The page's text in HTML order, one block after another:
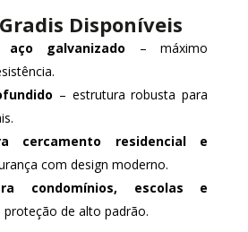
Disponíveis
galvanizado – máximo
– estrutura robusta para
cercamento residencial e
com design moderno.
condomínios, escolas e
proteção de alto padrão.